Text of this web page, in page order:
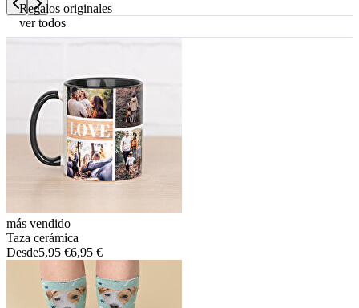
Regalos originales
ver todos
más vendido
Taza cerámica
Desde5,95 €6,95 €